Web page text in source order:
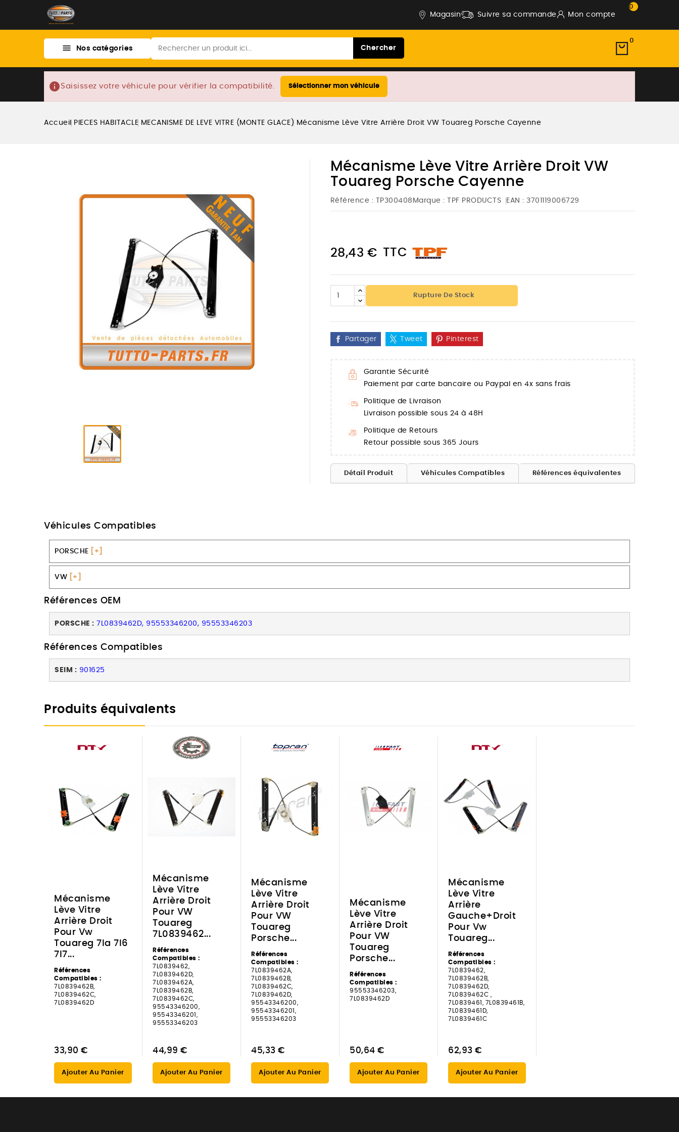
Magasin Suivre sa commande Mon compte
0
 Nos catégories Chercher
0
info Saisissez votre véhicule pour vérifier la compatibilité. Sélectionner mon véhicule
Accueil PIECES HABITACLE MECANISME DE LEVE VITRE (MONTE GLACE) Mécanisme Lève Vitre Arrière Droit VW Touareg Porsche Cayenne
Mécanisme Lève Vitre Arrière Droit VW
Touareg Porsche Cayenne
Référence : TP300408 Marque : TPF PRODUCTS EAN : 3701119006729
28,43 € TTC
Rupture De Stock
Partager Tweet Pinterest
Garantie Sécurité
Paiement par carte bancaire ou Paypal en 4x sans frais
Politique de Livraison
Livraison possible sous 24 à 48H
Politique de Retours
Retour possible sous 365 Jours
Détail Produit Véhicules Compatibles Références équivalentes
Véhicules Compatibles
PORSCHE [+]
VW [+]
Références OEM
PORSCHE : 7L0839462D, 95553346200, 95553346203
Références Compatibles
SEIM : 901625
Produits équivalents
Mécanisme
Lève Vitre
Arrière Droit
Pour Vw
Touareg 7la 7l6
7l7...
Références
Compatibles :
7L0839462B,
7L0839462C,
7L0839462D
33,90 €
Ajouter Au Panier
Mécanisme
Lève Vitre
Arrière Droit
Pour VW
Touareg
7L0839462...
Références
Compatibles :
7L0839462,
7L0839462D,
7L0839462A,
7L0839462B,
7L0839462C,
95543346200,
95543346201,
95553346203
44,99 €
Ajouter Au Panier
Mécanisme
Lève Vitre
Arrière Droit
Pour VW
Touareg
Porsche...
Références
Compatibles :
7L0839462A,
7L0839462B,
7L0839462C,
7L0839462D,
95543346200,
95543346201,
95553346203
45,33 €
Ajouter Au Panier
Mécanisme
Lève Vitre
Arrière Droit
Pour VW
Touareg
Porsche...
Références
Compatibles :
95553346203,
7L0839462D
50,64 €
Ajouter Au Panier
Mécanisme
Lève Vitre
Arrière
Gauche+Droit
Pour Vw
Touareg...
Références
Compatibles :
7L0839462,
7L0839462B,
7L0839462D,
7L0839462C ,
7L0839461, 7L0839461B,
7L0839461D,
7L0839461C
62,93 €
Ajouter Au Panier